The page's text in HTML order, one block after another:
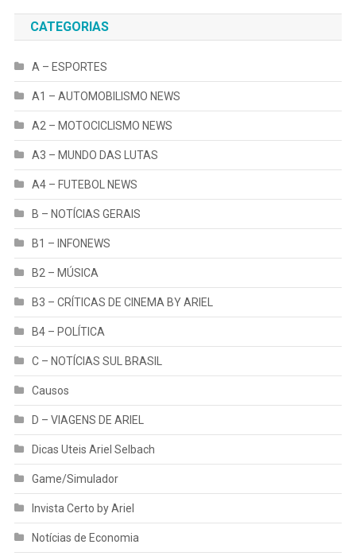
CATEGORIAS
A – ESPORTES
A1 – AUTOMOBILISMO NEWS
A2 – MOTOCICLISMO NEWS
A3 – MUNDO DAS LUTAS
A4 – FUTEBOL NEWS
B – NOTÍCIAS GERAIS
B1 – INFONEWS
B2 – MÚSICA
B3 – CRÍTICAS DE CINEMA BY ARIEL
B4 – POLÍTICA
C – NOTÍCIAS SUL BRASIL
Causos
D – VIAGENS DE ARIEL
Dicas Uteis Ariel Selbach
Game/Simulador
Invista Certo by Ariel
Notícias de Economia